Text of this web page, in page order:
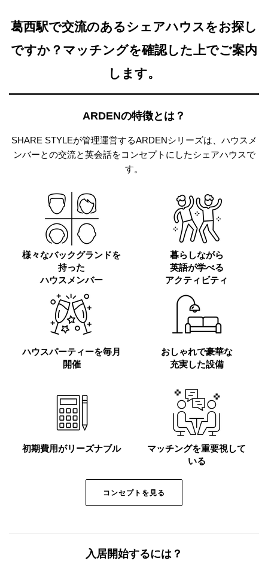
葛西駅で交流のあるシェアハウスをお探し
ですか？ マッチングを確認した上でご案内
します。
ARDENの特徴とは？
SHARE STYLEが管理運営するARDENシリーズは、 ハウスメ
ンバーとの交流と英会話をコンセプトにしたシェアハウスで
す。
様々なバックグランドを
持った
ハウスメンバー
暮らしながら
英語が学べる
アクティビティ
ハウスパーティーを毎月
開催
おしゃれで豪華な
充実した設備
初期費用がリーズナブル
マッチングを重要視して
いる
コンセプトを見る
入居開始するには？